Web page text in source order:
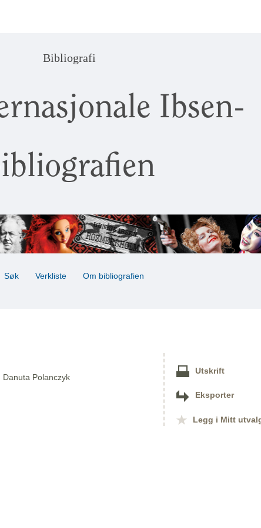
Bibliografi
Ibsen-
Søk Verkliste Om bibliografien
Polanczyk
Utskrift
Eksporter
Legg i Mitt